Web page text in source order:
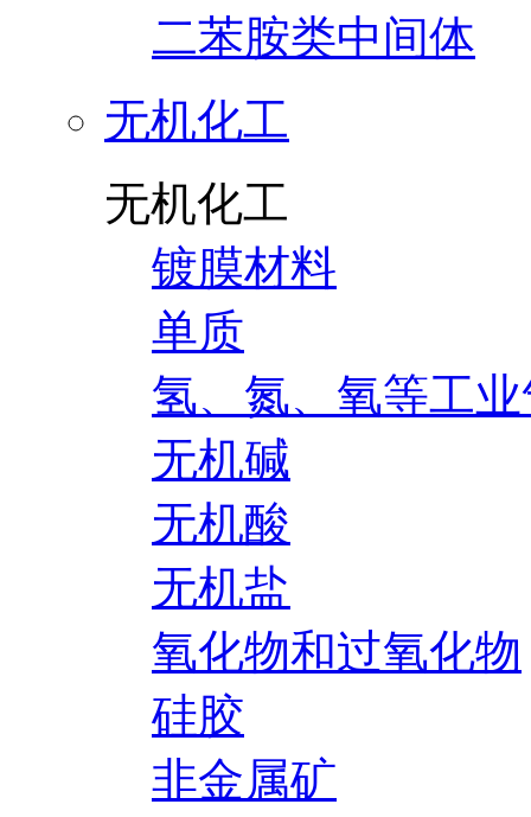
二苯胺类中间体
无机化工
无机化工
镀膜材料
单质
氢、氮、氧等工
无机碱
无机酸
无机盐
氧化物和过氧化物
硅胶
非金属矿